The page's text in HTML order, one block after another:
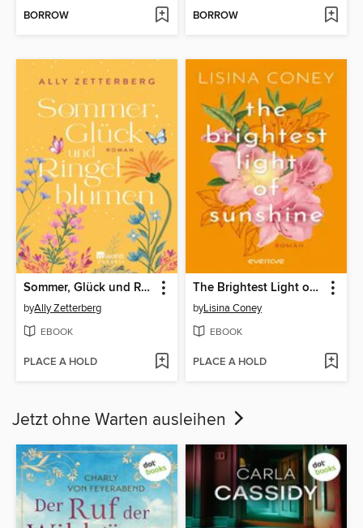
BORROW BORROW
Sommer, Glück und Ringelblumen
byAlly Zetterberg
EBOOK
PLACE A HOLD
The Brightest Light of Sunshine
byLisina Coney
EBOOK
PLACE A HOLD
Jetzt ohne Warten ausleihen